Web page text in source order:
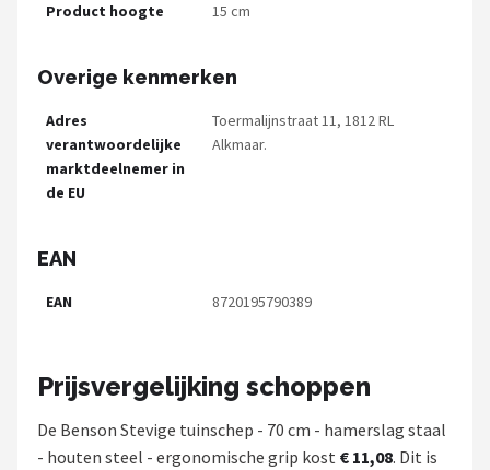
Product hoogte 15 cm
Overige kenmerken
Adres
verantwoordelijke
marktdeelnemer in
de EU
Toermalijnstraat 11, 1812 RL
Alkmaar.
EAN
EAN 8720195790389
Prijsvergelijking schoppen
De Benson Stevige tuinschep - 70 cm - hamerslag staal
- houten steel - ergonomische grip kost € 11,08. Dit is